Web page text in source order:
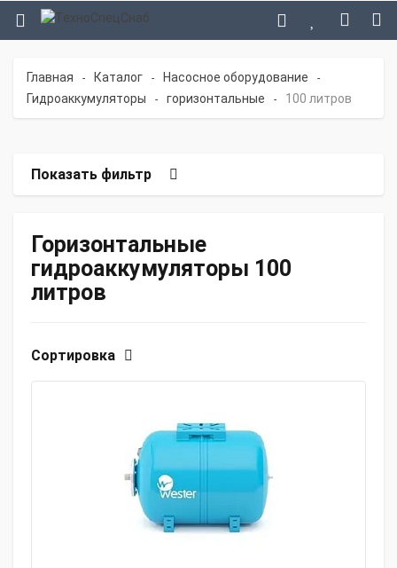
Главная - Каталог - Насосное оборудование -
Гидроаккумуляторы - горизонтальные - 100 литров
Показать фильтр
Горизонтальные
гидроаккумуляторы 100
литров
Сортировка